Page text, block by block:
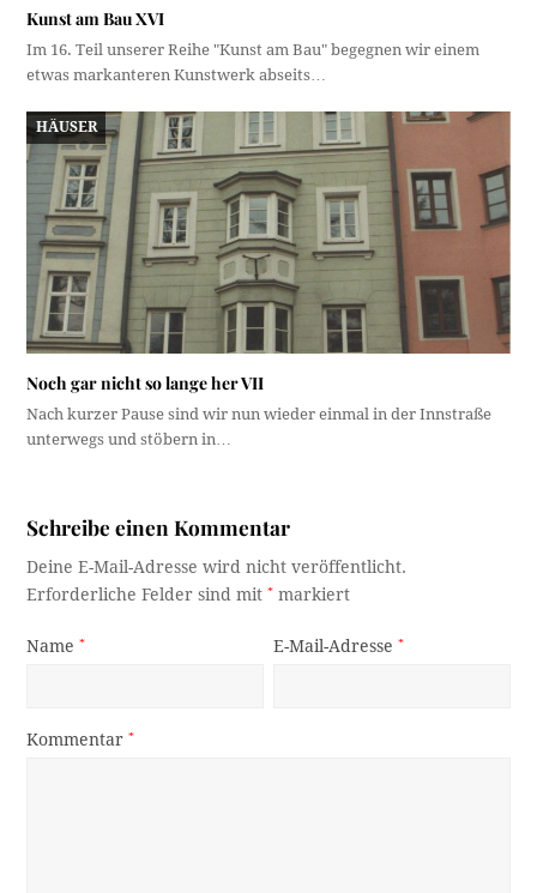
Kunst am Bau XVI
Im 16. Teil unserer Reihe "Kunst am Bau" begegnen wir einem
etwas markanteren Kunstwerk abseits…
HÄUSER
Noch gar nicht so lange her VII
Nach kurzer Pause sind wir nun wieder einmal in der Innstraße
unterwegs und stöbern in…
Schreibe einen Kommentar
Deine E-Mail-Adresse wird nicht veröffentlicht.
Erforderliche Felder sind mit* markiert
Name* E-Mail-Adresse*
Kommentar*